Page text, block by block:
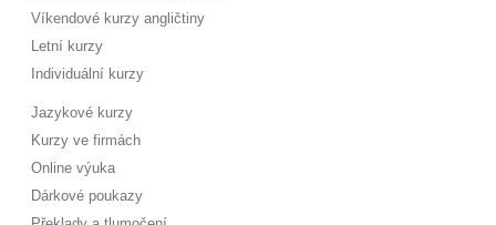
Víkendové kurzy angličtiny
Letní kurzy
Individuální kurzy
Jazykové kurzy
Kurzy ve firmách
Online výuka
Dárkové poukazy